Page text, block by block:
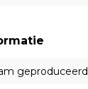
geproduceerd